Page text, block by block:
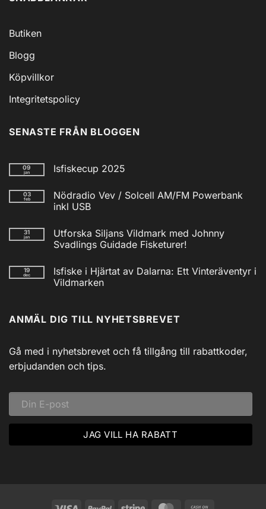
Butiken
Blogg
Köpvillkor
Integritetspolicy
SENASTE FRÅN BLOGGEN
09
jan Isfiskecup 2025
till
Isfiskecup
2025
03
feb
Nödradio Vev / Solcell AM/FM Powerbank
inkl USB
till
Nödradio
Vev
AM/FM
Powerbank
inkl
31
jan
Utforska Siljans Vildmark med Johnny
Svadlings Guidade Fisketurer!
till
Utforska
Siljans
Svadlings
Guidade
19
dec
Isfiske i Hjärtat av Dalarna: Ett Vinteräventyr i
Vildmarken
Isfiske
i
Dalarna:
Ett
Vinteräventyr
i
ANMÄL DIG TILL NYHETSBREVET
Gå med i nyhetsbrevet och få tillgång till rabattkoder,
erbjudanden och tips.